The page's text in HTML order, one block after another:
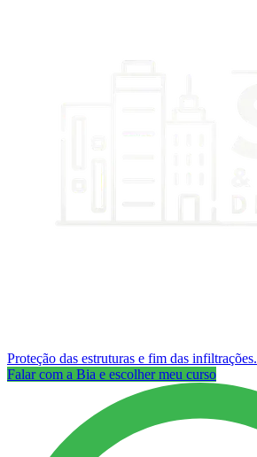
Proteção das estruturas e fim das infiltrações.
Falar com a Bia e escolher meu curso